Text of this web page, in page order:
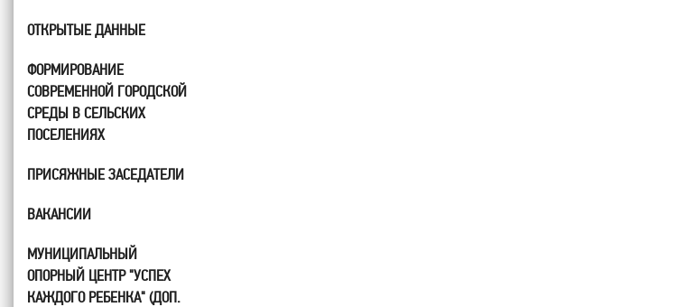
ОТКРЫТЫЕ ДАННЫЕ
ФОРМИРОВАНИЕ
СОВРЕМЕННОЙ ГОРОДСКОЙ
СРЕДЫ В СЕЛЬСКИХ
ПОСЕЛЕНИЯХ
ПРИСЯЖНЫЕ ЗАСЕДАТЕЛИ
ВАКАНСИИ
МУНИЦИПАЛЬНЫЙ
ОПОРНЫЙ ЦЕНТР "УСПЕХ
КАЖДОГО РЕБЕНКА" (ДОП.